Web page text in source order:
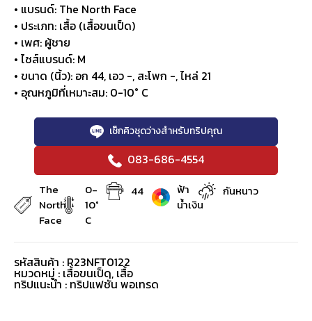
• แบรนด์: The North Face
• ประเภท: เสื้อ (เสื้อขนเป็ด)
• เพศ: ผู้ชาย
• ไซส์แบรนด์: M
• ขนาด (นิ้ว): อก 44, เอว -, สะโพก -, ไหล่ 21
• อุณหภูมิที่เหมาะสม: 0-10° C
เช็กคิวชุดว่างสำหรับทริปคุณ
083-686-4554
The
North
Face
0-
10°
C
44
ฟ้า
น้ำเงิน
กันหนาว
รหัสสินค้า : R23NFT0122
หมวดหมู่ : เสื้อขนเป็ด, เสื้อ
ทริปแนะนำ : ทริปแฟชั่น พอเทรด